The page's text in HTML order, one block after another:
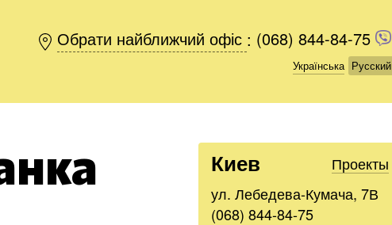
Обрати найближчий офіс (068) 844-84-75
Українська Русский
Обрати найближчий офіс : (068) 844-84-75
Українська Русский
Киев
Проекты
ул. Лебедева-Кумача, 7В
(068) 844-84-75